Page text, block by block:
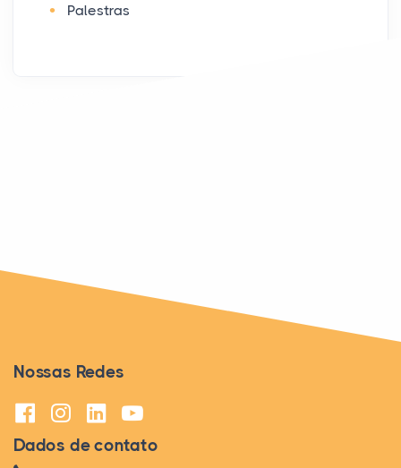
Palestras
Nossas Redes
Dados de contato